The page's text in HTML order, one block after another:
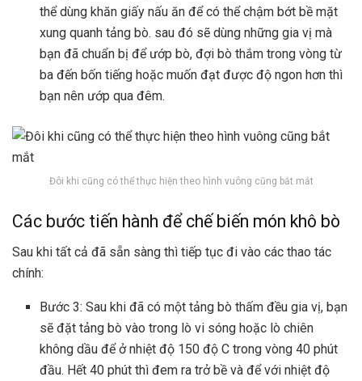
thể dùng khăn giấy nấu ăn để có thể chậm bớt bề mặt
xung quanh tảng bò. sau đó sẽ dùng những gia vị mà
bạn đã chuẩn bị để ướp bò, đợi bò thắm trong vòng từ
ba đến bốn tiếng hoặc muốn đạt được độ ngon hơn thì
bạn nên ướp qua đêm.
Đôi khi cũng có thể thực hiện theo hình vuông cũng bắt mắt
Các bước tiến hành để chế biến món khô bò
Sau khi tất cả đã sẵn sàng thì tiếp tục đi vào các thao tác
chính:
Bước 3: Sau khi đã có một tảng bò thấm đều gia vị, bạn
sẽ đặt tảng bò vào trong lò vi sóng hoặc lò chiên
không dầu để ở nhiệt độ 150 độ C trong vòng 40 phút
đầu. Hết 40 phút thì đem ra trở bề và để với nhiệt độ